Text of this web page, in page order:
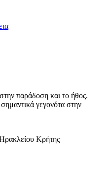
παράδοση και το ήθος.
γεγονότα στην
Κρήτης